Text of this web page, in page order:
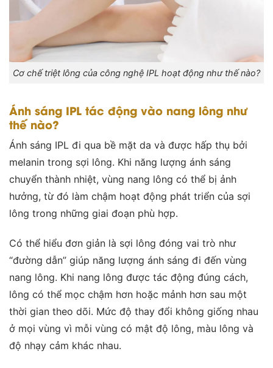
Cơ chế triệt lông của công nghệ IPL hoạt động như thế nào?
Ánh sáng IPL tác động vào nang lông như
thế nào?
Ánh sáng IPL đi qua bề mặt da và được hấp thụ bởi
melanin trong sợi lông. Khi năng lượng ánh sáng
chuyển thành nhiệt, vùng nang lông có thể bị ảnh
hưởng, từ đó làm chậm hoạt động phát triển của sợi
lông trong những giai đoạn phù hợp.
Có thể hiểu đơn giản là sợi lông đóng vai trò như
“đường dẫn” giúp năng lượng ánh sáng đi đến vùng
nang lông. Khi nang lông được tác động đúng cách,
lông có thể mọc chậm hơn hoặc mảnh hơn sau một
thời gian theo dõi. Mức độ thay đổi không giống nhau
ở mọi vùng vì mỗi vùng có mật độ lông, màu lông và
độ nhạy cảm khác nhau.